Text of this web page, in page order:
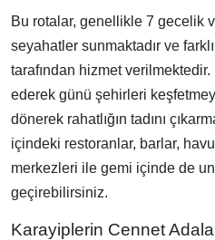
Bu rotalar, genellikle 7 gecelik
seyahatler sunmaktadır ve
tarafından hizmet
ederek günü şehirleri
dönerek rahatlığın tadını
içindeki restoranlar, barlar,
merkezleri ile gemi içinde de
geçirebilirsiniz.
Karayiplerin Cennet